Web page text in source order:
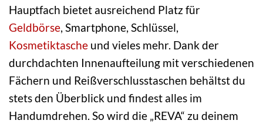
Hauptfach bietet ausreichend Platz für
Geldbörse, Smartphone, Schlüssel,
Kosmetiktasche und vieles mehr. Dank der
durchdachten Innenaufteilung mit verschiedenen
Fächern und Reißverschlusstaschen behältst du
stets den Überblick und findest alles im
Handumdrehen. So wird die „REVA“ zu deinem